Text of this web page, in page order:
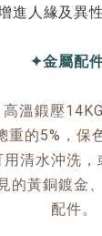
進人緣及異
✦金屬配
溫鍛壓
重的5%，保
清水沖洗，
的黃銅鍍金
配件。